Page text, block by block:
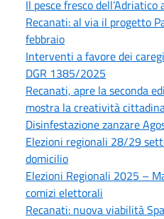
Il pesce fresco
Recanati: al via il progetto
febbraio
Interventi a favore dei
DGR 1385/2025
Recanati, apre la seconda
mostra la creatività
Disinfestazione zanzare
Elezioni regionali 28/29
domicilio
Elezioni Regionali 2025 –
comizi elettorali
Recanati: nuova viabilità